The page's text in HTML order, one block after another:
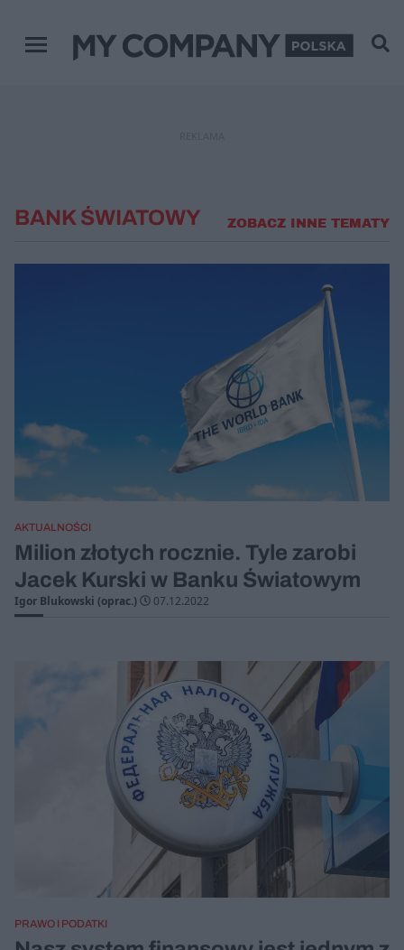
Menu główne
BANK ŚWIATOWY ZOBACZ INNE TEMATY
AKTUALNOŚCI
Milion złotych rocznie. Tyle zarobi
Jacek Kurski w Banku Światowym
Igor Blukowski (oprac.) 07.12.2022
PRAWO I PODATKI